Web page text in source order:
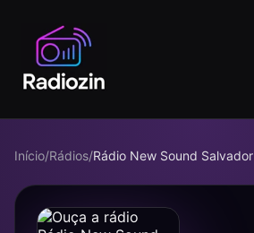
Início/Rádios/Rádio New Sound Salvador